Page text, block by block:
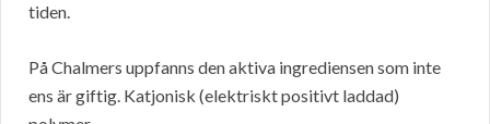
tiden.
På Chalmers uppfanns den aktiva ingrediensen som inte
ens är giftig. Katjonisk (elektriskt positivt laddad)